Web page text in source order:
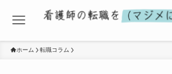
ホーム 転職コラム